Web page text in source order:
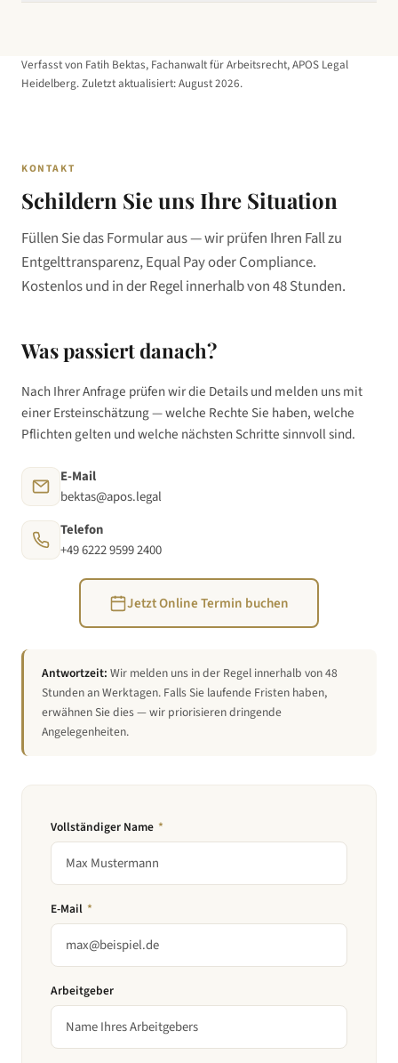
audit-ready Entgeltsystems, Schulung der Personalabteilung und
Begleitung bei Auskunftsanfragen. Die Ersteinschätzung ist
Verfasst von Fatih Bektas, Fachanwalt für Arbeitsrecht, APOS Legal
Heidelberg. Zuletzt aktualisiert:August 2026.
KONTAKT
Schildern Sie uns Ihre Situation
Füllen Sie das Formular aus — wir prüfen Ihren Fall zu
Entgelttransparenz, Equal Pay oder Compliance.
Kostenlos und in der Regel innerhalb von 48 Stunden.
Was passiert danach?
Nach Ihrer Anfrage prüfen wir die Details und melden uns mit
einer Ersteinschätzung — welche Rechte Sie haben, welche
Pflichten gelten und welche nächsten Schritte sinnvoll sind.
E-Mail
bektas@apos.legal
Telefon
+49 6222 9599 2400
Jetzt Online Termin buchen
Antwortzeit: Wir melden uns in der Regel innerhalb von 48
Stunden an Werktagen. Falls Sie laufende Fristen haben,
erwähnen Sie dies — wir priorisieren dringende
Angelegenheiten.
Vollständiger Name *
E-Mail *
Arbeitgeber